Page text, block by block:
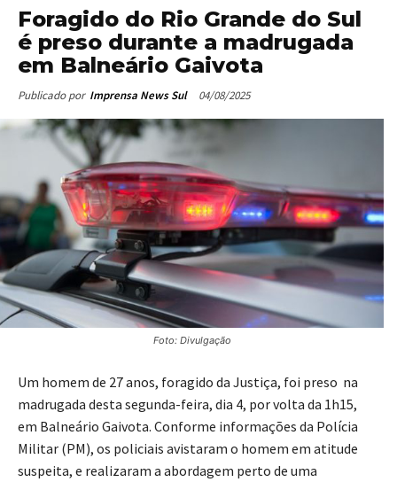
Foragido do Rio Grande do Sul
é preso durante a madrugada
em Balneário Gaivota
Publicado por Imprensa News Sul 04/08/2025
Foto: Divulgação
Um homem de 27 anos, foragido da Justiça, foi preso na
madrugada desta segunda-feira, dia 4, por volta da 1h15,
em Balneário Gaivota. Conforme informações da Polícia
Militar (PM), os policiais avistaram o homem em atitude
suspeita, e realizaram a abordagem perto de uma